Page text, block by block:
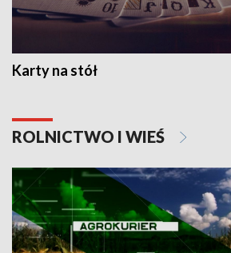
Karty na stół
ROLNICTWO I WIEŚ